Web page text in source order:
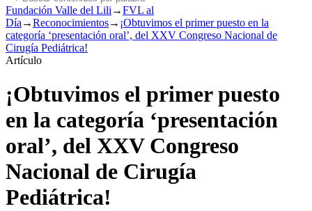
Fundación Valle del Lili →FVL al
Día →Reconocimientos→ ¡Obtuvimos el primer puesto en la
categoría ‘presentación oral’, del XXV Congreso Nacional de
Cirugía Pediátrica!
Artículo
¡Obtuvimos el primer puesto
en la categoría ‘presentación
oral’, del XXV Congreso
Nacional de Cirugía
Pediátrica!